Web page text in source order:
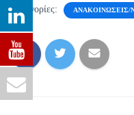
Κατηγορίες: ΑΝΑΚΟΙΝΏΣΕΙΣ/